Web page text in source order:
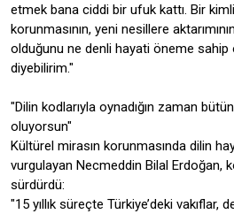
etmek bana ciddi bir ufuk kattı. Bir
korunmasının, yeni nesillere
olduğunu ne denli hayati öneme
diyebilirim."
"Dilin kodlarıyla oynadığın zaman
oluyorsun"
Kültürel mirasın korunmasında dilin
vurgulayan Necmeddin Bilal Erdoğan,
sürdürdü:
"15 yıllık süreçte Türkiye’deki vakıflar,